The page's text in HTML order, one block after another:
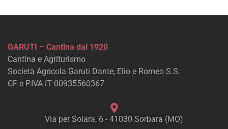
GARUTI – Cantina dal 1920
Cantina e Agriturismo
Società Agricola Garuti Dante, Elio e Romeo S.S.
CF e P.IVA IT 00935560367
Via per Solara, 6 - 41030 Sorbara (MO)